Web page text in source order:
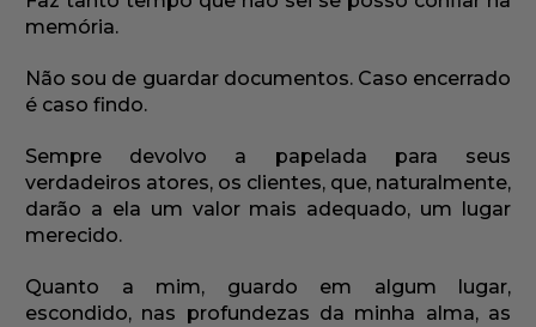
memória.
Não sou de guardar documentos. Caso encerrado
é caso findo.
Sempre devolvo a papelada para seus
verdadeiros atores, os clientes, que, naturalmente,
darão a ela um valor mais adequado, um lugar
merecido.
Quanto a mim, guardo em algum lugar,
escondido, nas profundezas da minha alma, as